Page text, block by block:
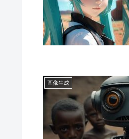
画像生成